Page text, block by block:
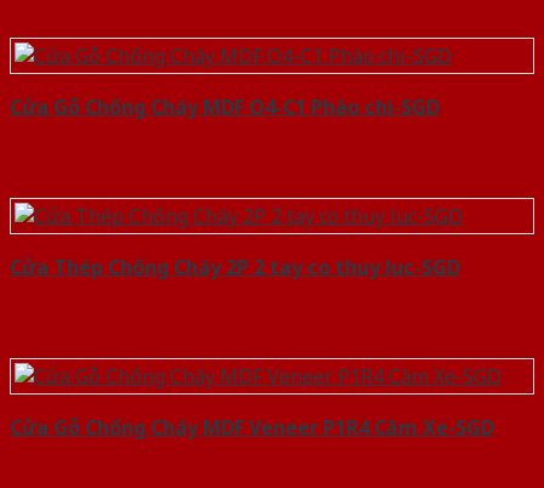
Cửa Gỗ Chống Cháy MDF O4-C1 Phào chi-SGD
Cửa Thép Chống Cháy 2P 2 tay co thuy luc-SGD
Cửa Gỗ Chống Cháy MDF Veneer P1R4 Căm Xe-SGD